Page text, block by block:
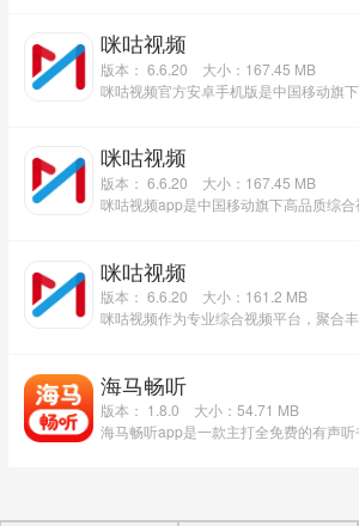
咪咕视频
版本： 6.6.20
大小：167.45 MB
咪咕视频
版本： 6.6.20
大小：167.45 MB
咪咕视频
版本： 6.6.20
大小：161.2 MB
海马畅听
版本： 1.8.0
大小：54.71 MB